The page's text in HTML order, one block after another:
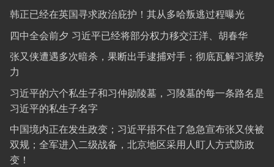
韩正已经在英国寻求政治庇护！其从多哈叛逃过程曝光
四中全会前夕 习近平已经将部分权力移交汪洋、胡春华
张又侠遭遇多次暗杀，果断出手逮捕对手；彻底瓦解习派势
力
习近平的六个私生子和习仲勋陵墓，习陵墓的每一条路名是
习近平的私生子名字
中国境内正在发生政变；习近平捂不住了急急宣布张又侠被
双规；全军进入二级战备，北京地区采用人盯人方式防政
变！